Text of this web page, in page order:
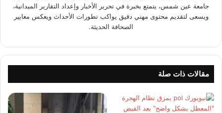
جامعة عين شمس، يتمتع بخبرة في تحرير الأخبار وإعداد التقارير الميدانية،
ويسعى لتقديم محتوى مهني دقيق يواكب تطورات الأحداث ويعكس معايير
الصحافة الحديثة.
مقالات ذات صلة